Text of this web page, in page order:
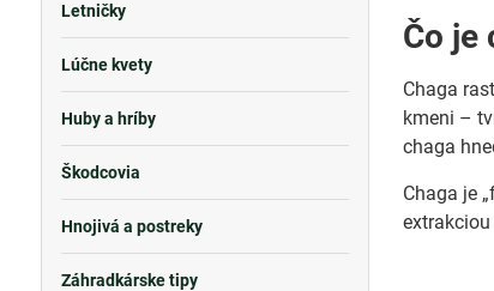
Čo je
Chaga
kmeni –
chaga
Chaga je
Letničky
Lúčne kvety
Huby a hríby
Škodcovia
Hnojivá a postreky
Záhradkárske tipy